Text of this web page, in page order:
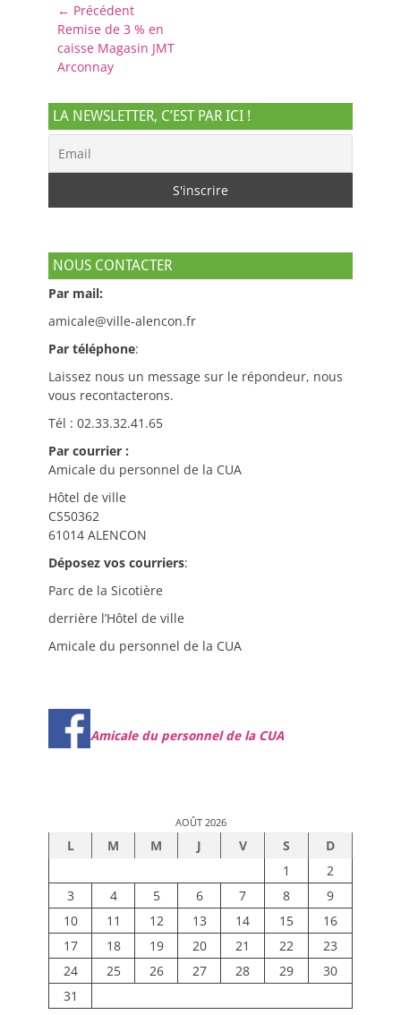
Navigation
de
l’article
← Précédent
Article
précédent :
Remise de 3 % en
caisse Magasin JMT
Arconnay
LA NEWSLETTER, C’EST PAR ICI !
NOUS CONTACTER
Par mail:
amicale@ville-alencon.fr
Par téléphone:
Laissez nous un message sur le répondeur, nous
vous recontacterons.
Tél : 02.33.32.41.65
Par courrier :
Amicale du personnel de la CUA
Hôtel de ville
CS50362
61014 ALENCON
Déposez vos courriers:
Parc de la Sicotière
derrière l’Hôtel de ville
Amicale du personnel de la CUA
Amicale du personnel de la CUA
AOÛT 2026
L M M J V S
D
1
2
3
4 5 6 7 8
9
10
11 12 13 14 15
16
17
18 19 20 21 22
23
24
25 26 27 28 29
30
31